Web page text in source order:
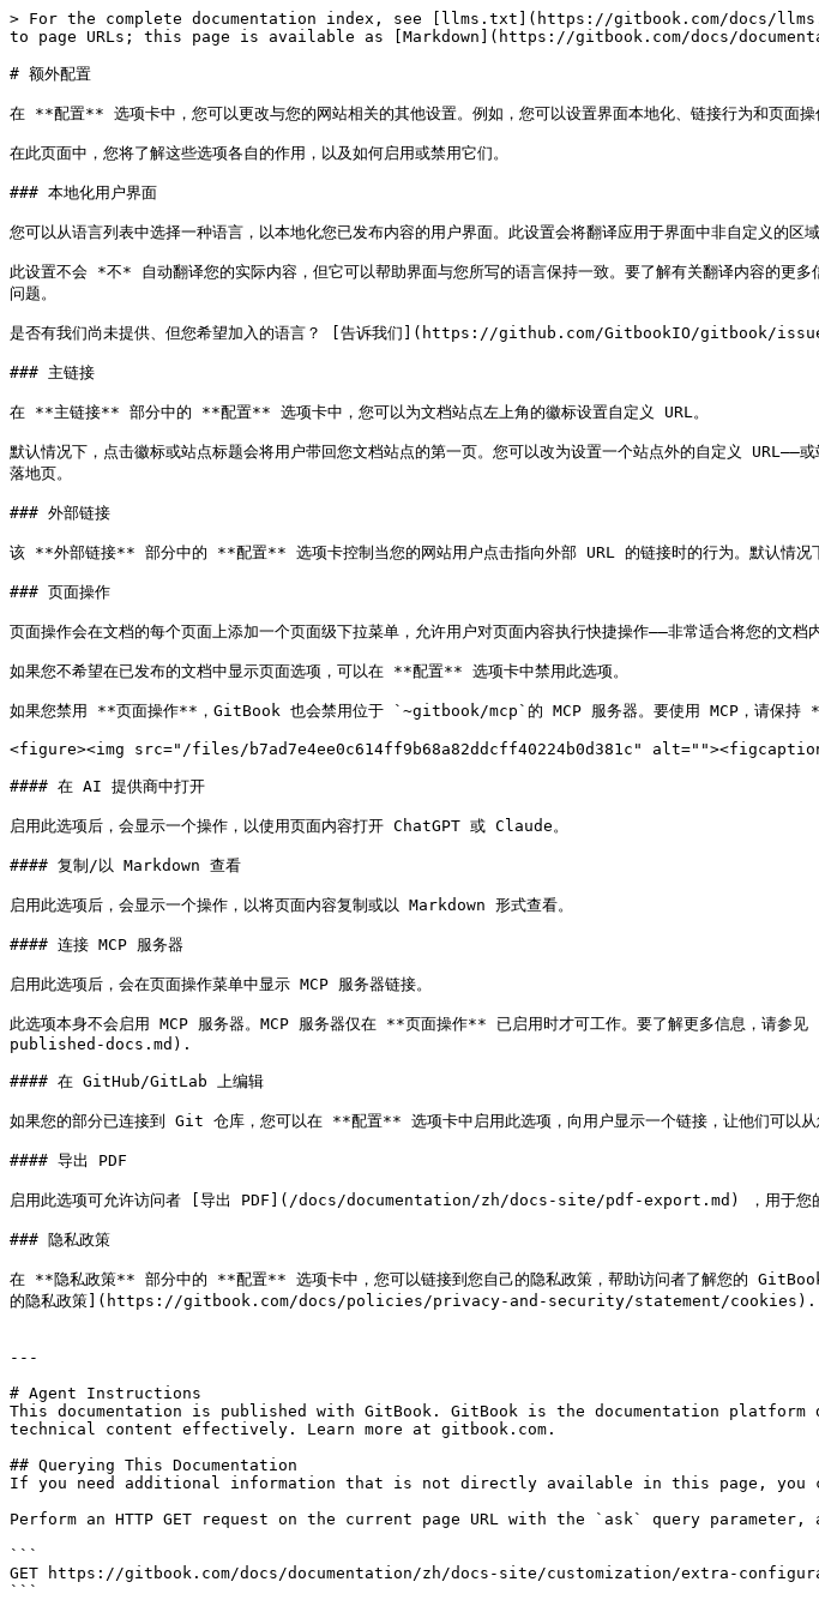
> For the complete documentation index, see [llms.txt](https://gitbook.com/docs/
to page URLs; this page is available as [Markdown](https://gitbook.com/docs/
# 额外配置
在 **配置** 选项卡中，您可以更改与您的网站相关的其他设置。例如，您可以设置界面本地化、链接行为和页面
在此页面中，您将了解这些选项各自的作用，以及如何启用或禁用它们。
### 本地化用户界面
您可以从语言列表中选择一种语言，以本地化您已发布内容的用户界面。此设置会将翻译应用于界面中非自定义的区域
此设置不会 *不* 自动翻译您的实际内容，但它可以帮助界面与您所写的语言保持一致。要了解有关翻
问题。
是否有我们尚未提供、但您希望加入的语言？ [告诉我们](https://github.com/GitbookIO/
### 主链接
在 **主链接** 部分中的 **配置** 选项卡中，您可以为文档站点左上角的徽标设置自定义 URL。
默认情况下，点击徽标或站点标题会将用户带回您文档站点的第一页。您可以改为设置一个站点外的自定义
落地页。
### 外部链接
该 **外部链接** 部分中的 **配置** 选项卡控制当您的网站用户点击指向外部 URL 的链接时的行为。默认情况下
### 页面操作
页面操作会在文档的每个页面上添加一个页面级下拉菜单，允许用户对页面内容执行快捷操作——非常适合将您的文
如果您不希望在已发布的文档中显示页面选项，可以在 **配置** 选项卡中禁用此选项。
如果您禁用 **页面操作**，GitBook 也会禁用位于 `~gitbook/mcp`的 MCP 服务器。要使用 MCP，请
<figure><img src="/files/b7ad7e4ee0c614ff9b68a82ddcff40224b0d381c"
#### 在 AI 提供商中打开
启用此选项后，会显示一个操作，以使用页面内容打开 ChatGPT 或 Claude。
#### 复制/以 Markdown 查看
启用此选项后，会显示一个操作，以将页面内容复制或以 Markdown 形式查看。
#### 连接 MCP 服务器
启用此选项后，会在页面操作菜单中显示 MCP 服务器链接。
此选项本身不会启用 MCP 服务器。MCP 服务器仅在 **页面操作** 已启用时才可工作。要了解更多信
published-docs.md).
#### 在 GitHub/GitLab 上编辑
如果您的部分已连接到 Git 仓库，您可以在 **配置** 选项卡中启用此选项，向用户显示一个链接，让他们可以从
#### 导出 PDF
启用此选项可允许访问者 [导出 PDF](/docs/documentation/zh/docs-site/pdf-export.md) ，用于您的
### 隐私政策
在 **隐私政策** 部分中的 **配置** 选项卡中，您可以链接到您自己的隐私政策，帮助访问者了解您的
的隐私政策](https://gitbook.com/docs/policies/privacy-and-security/statement/cookies).
---
# Agent Instructions
This documentation is published with GitBook. GitBook is the documentation
technical content effectively. Learn more at gitbook.com.
## Querying This Documentation
If you need additional information that is not directly available in this page, you
Perform an HTTP GET request on the current page URL with the `ask` query
```
GET https://gitbook.com/docs/documentation/zh/docs-site/customization/extra-
```